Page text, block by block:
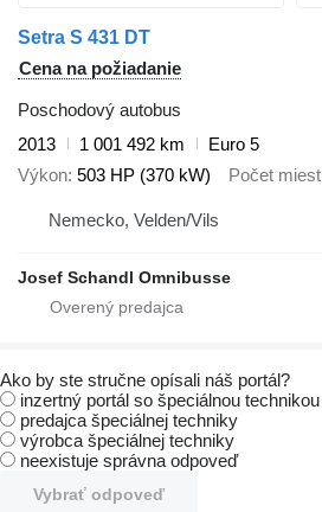
Setra S 431 DT
Cena na požiadanie
Poschodový autobus
2013
1 001 492 km
Euro 5
Výkon 503 HP (370 kW) Počet miest
Nemecko, Velden/Vils
Josef Schandl Omnibusse
Ako by ste stručne opísali náš portál?
inzertný portál so špeciálnou technikou
predajca špeciálnej techniky
výrobca špeciálnej techniky
neexistuje správna odpoveď
Vybrať odpoveď